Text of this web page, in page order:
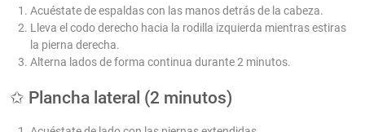
Acuéstate de espaldas con las manos detrás de la cabeza.
Lleva el codo derecho hacia la rodilla izquierda mientras estiras
la pierna derecha.
Alterna lados de forma continua durante 2 minutos.
✩ Plancha lateral (2 minutos)